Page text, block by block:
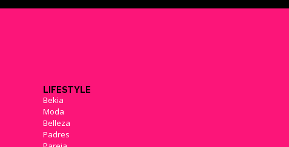
LIFESTYLE
Bekia
Moda
Belleza
Padres